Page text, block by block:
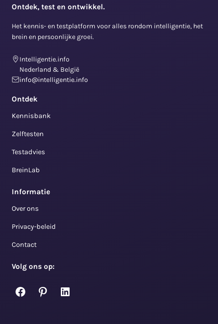
Ontdek, test en ontwikkel.
Het kennis- en testplatform voor alles rondom intelligentie, het
brein en persoonlijke groei.
Intelligentie.info
Nederland & België
info@intelligentie.info
Ontdek
Kennisbank
Zelftesten
Testadvies
BreinLab
Informatie
Over ons
Privacy-beleid
Contact
Volg ons op:
Facebook
PinterestLinkedIn